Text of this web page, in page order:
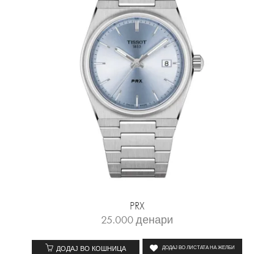
PRX
25.000денари
ДОДАЈ ВО КОШНИЦА ДОДАЈ ВО ЛИСТАТА НА ЖЕЛБИ